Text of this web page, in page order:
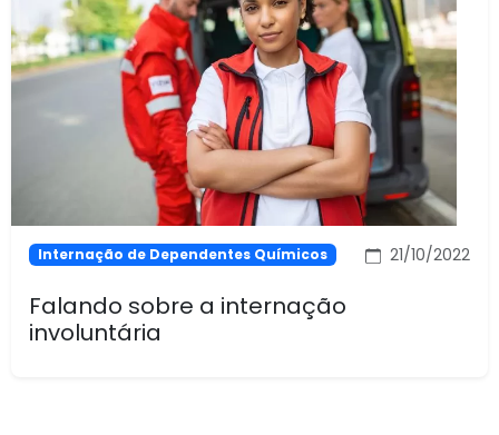
Internação de Dependentes Químicos 21/10/2022
Falando sobre a internação
involuntária